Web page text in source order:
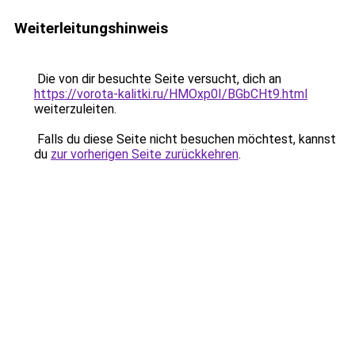
Weiterleitungshinweis
Die von dir besuchte Seite versucht, dich an
https://vorota-kalitki.ru/HMOxp0I/BGbCHt9.html
weiterzuleiten.
Falls du diese Seite nicht besuchen möchtest, kannst
du zur vorherigen Seite zurückkehren.